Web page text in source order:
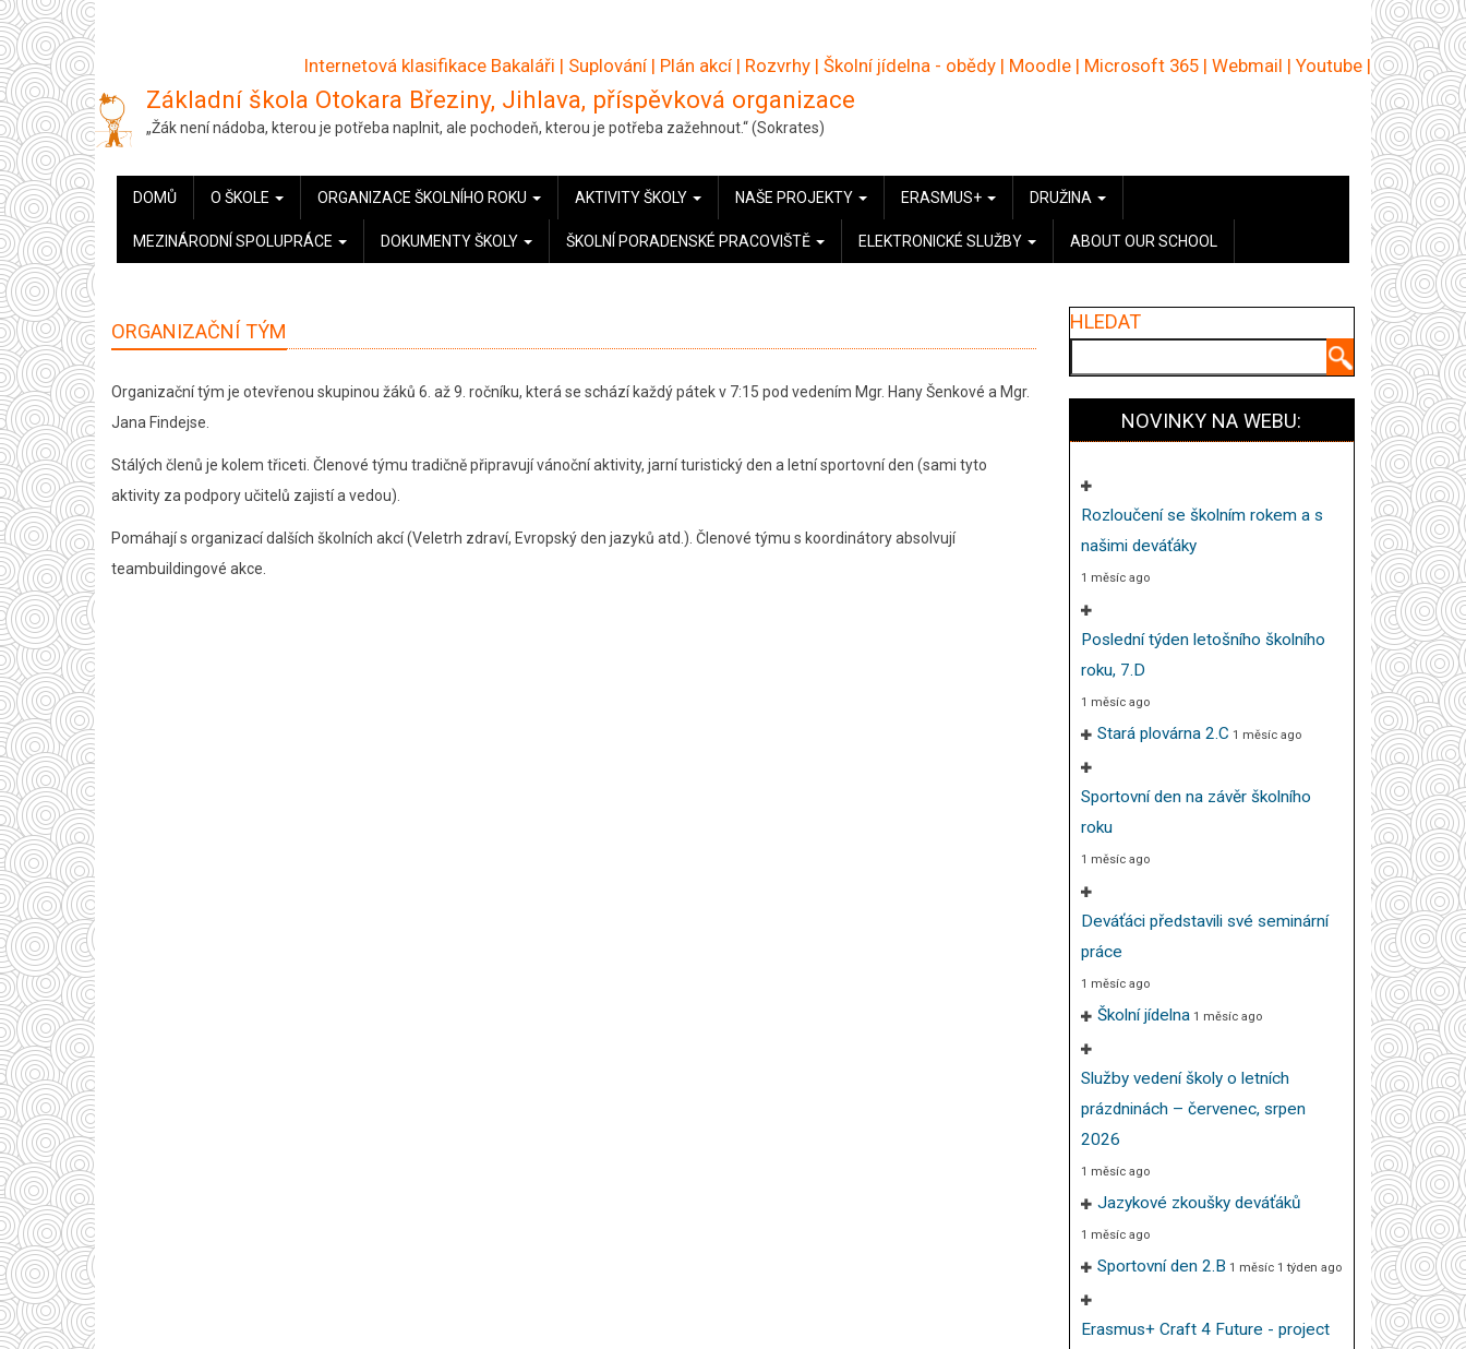
Přejít
k
hlavnímu
obsahu
Internetová klasifikace Bakaláři | Suplování | Plán akcí | Rozvrhy | Školní jídelna - obědy | Moodle | Microsoft 365 | Webmail | Youtube |
Základní škola Otokara Březiny, Jihlava, příspěvková organizace
„Žák není nádoba, kterou je potřeba naplnit, ale pochodeň, kterou je potřeba zažehnout.“ (Sokrates)
HLAVNÍ
NAVIGACE
DOMŮ O ŠKOLE ORGANIZACE ŠKOLNÍHO ROKU AKTIVITY ŠKOLY NAŠE PROJEKTY ERASMUS+ DRUŽINA
MEZINÁRODNÍ SPOLUPRÁCE DOKUMENTY ŠKOLY ŠKOLNÍ PORADENSKÉ PRACOVIŠTĚ ELEKTRONICKÉ SLUŽBY ABOUT OUR SCHOOL
ORGANIZAČNÍ TÝM
Organizační tým je otevřenou skupinou žáků 6. až 9. ročníku, která se schází každý pátek v 7:15 pod vedením Mgr. Hany Šenkové a Mgr.
Jana Findejse.
Stálých členů je kolem třiceti. Členové týmu tradičně připravují vánoční aktivity, jarní turistický den a letní sportovní den (sami tyto
aktivity za podpory učitelů zajistí a vedou).
Pomáhají s organizací dalších školních akcí (Veletrh zdraví, Evropský den jazyků atd.). Členové týmu s koordinátory absolvují
teambuildingové akce.
HLEDAT
NOVINKY NA WEBU:
Rozloučení se školním rokem a s
našimi deváťáky
1 měsíc ago
Poslední týden letošního školního
roku, 7.D
1 měsíc ago
Stará plovárna 2.C 1 měsíc ago
Sportovní den na závěr školního
roku
1 měsíc ago
Deváťáci představili své seminární
práce
1 měsíc ago
Školní jídelna 1 měsíc ago
Služby vedení školy o letních
prázdninách – červenec, srpen
2026
1 měsíc ago
Jazykové zkoušky deváťáků
1 měsíc ago
Sportovní den 2.B 1 měsíc 1 týden ago
Erasmus+ Craft 4 Future - project